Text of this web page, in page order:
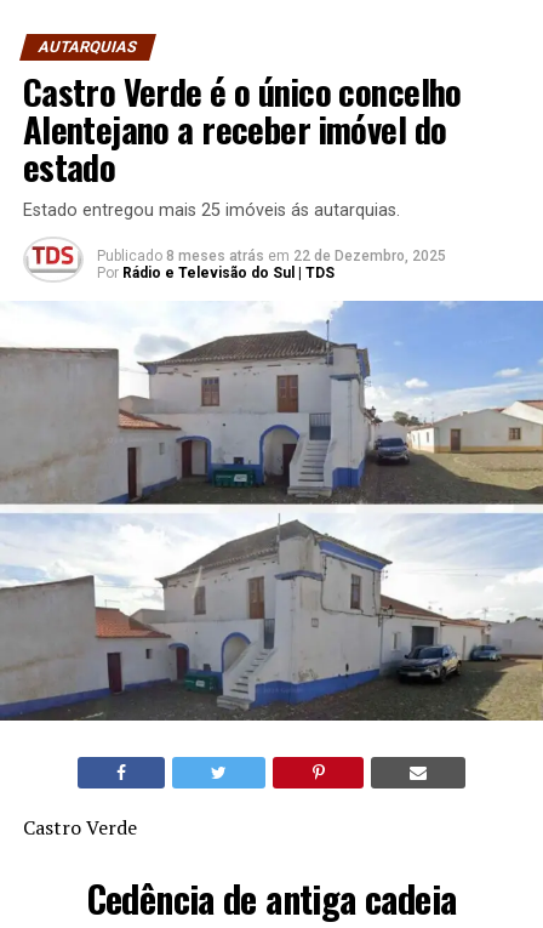
AUTARQUIAS
Castro Verde é o único concelho
Alentejano a receber imóvel do
estado
Estado entregou mais 25 imóveis ás autarquias.
Publicado 8 meses atrás em 22 de Dezembro, 2025
Por Rádio e Televisão do Sul | TDS
Castro Verde
Cedência de antiga cadeia